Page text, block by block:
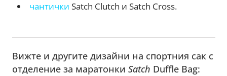
чантички Satch Clutch и Satch Cross.
Вижте и другите дизайни на спортния сак с
отделение за маратонкиSatch Duffle Bag: